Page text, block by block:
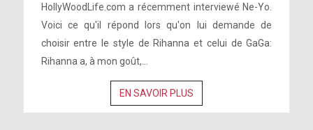
HollyWoodLife.com a récemment interviewé Ne-Yo.
Voici ce qu'il répond lors qu'on lui demande de
choisir entre le style de Rihanna et celui de GaGa:
Rihanna a, à mon goût,...
EN SAVOIR PLUS